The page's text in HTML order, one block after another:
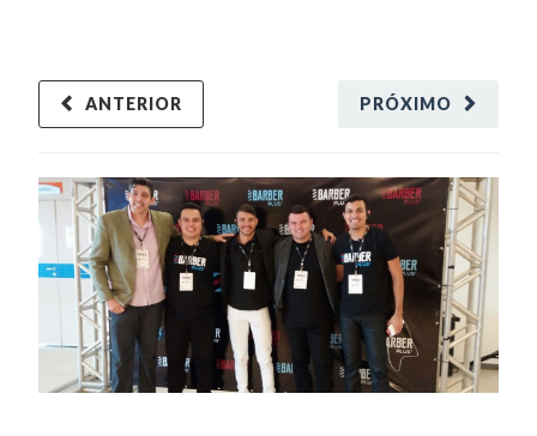
PRÓXIMO
ANTERIOR